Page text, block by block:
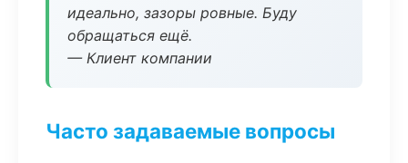
идеально, зазоры ровные. Буду
обращаться ещё.
— Клиент компании
Часто задаваемые вопросы